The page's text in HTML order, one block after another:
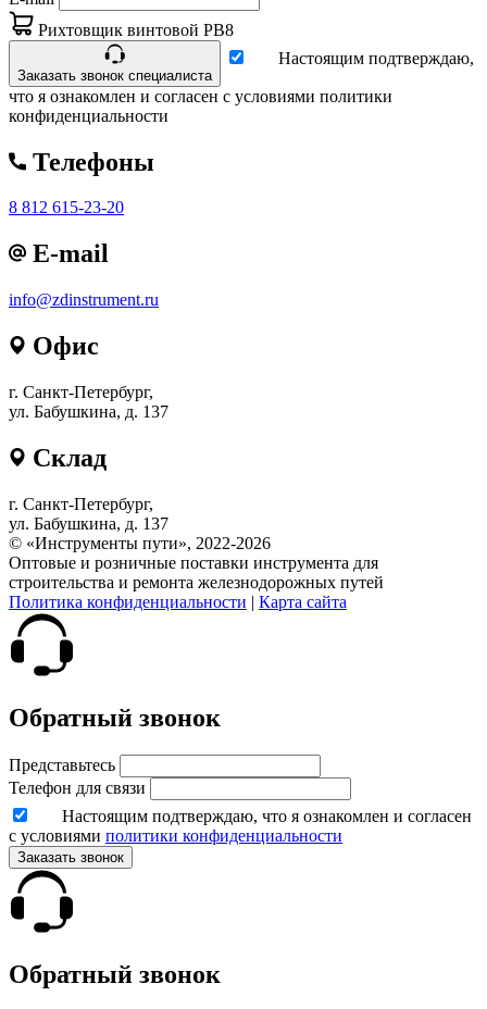
Рихтовщик винтовой РВ8
Заказать звонок специалиста
Настоящим подтверждаю,
что я ознакомлен и согласен с условиями политики
конфиденциальности
Телефоны
8 812 615-23-20
E-mail
info@zdinstrument.ru
Офис
г. Санкт-Петербург,
ул. Бабушкина, д. 137
Склад
г. Санкт-Петербург,
ул. Бабушкина, д. 137
© «Инструменты пути», 2022-2026
Оптовые и розничные поставки инструмента для
строительства и ремонта железнодорожных путей
Политика конфиденциальности | Карта сайта
Обратный звонок
Представьтесь
Телефон для связи
Настоящим подтверждаю, что я ознакомлен и согласен
с условиями политики конфиденциальности
Заказать звонок
Обратный звонок